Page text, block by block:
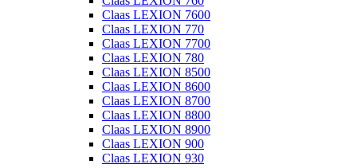
Claas LEXION 7600
Claas LEXION 770
Claas LEXION 7700
Claas LEXION 780
Claas LEXION 8500
Claas LEXION 8600
Claas LEXION 8700
Claas LEXION 8800
Claas LEXION 8900
Claas LEXION 900
Claas LEXION 930